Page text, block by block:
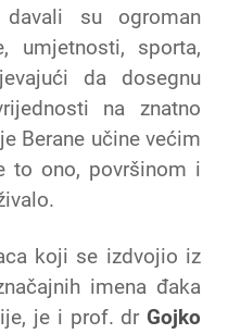
su ogroman
umjetnosti, sporta,
da dosegnu
na znatno
Berane učine većim
to ono, površinom i
koji se izdvojio iz
imena đaka
je i prof. dr Gojko